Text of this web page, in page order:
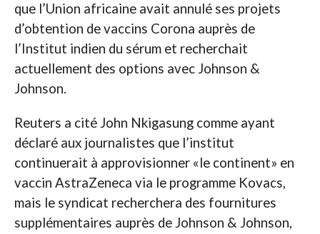
que l’Union africaine avait annulé ses projets
d’obtention de vaccins Corona auprès de
l’Institut indien du sérum et recherchait
actuellement des options avec Johnson &
Johnson.
Reuters a cité John Nkigasung comme ayant
déclaré aux journalistes que l’institut
continuerait à approvisionner «le continent» en
vaccin AstraZeneca via le programme Kovacs,
mais le syndicat recherchera des fournitures
supplémentaires auprès de Johnson & Johnson,